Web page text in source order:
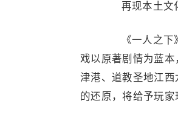
再现本土文化
《一人之下》
戏以原著剧情为蓝
津港、道教圣地江
的还原，将给予玩